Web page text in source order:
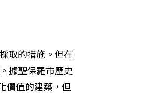
取的措施。但在
據聖保羅市歷史
價值的建築，但